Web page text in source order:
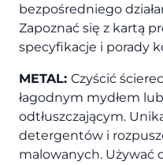
bezpośredniego
Zapoznać się z kartą
specyfikacje i porady
METAL: Czyścić
łagodnym mydłem
odtłuszczającym.
detergentów i
malowanych. Używać